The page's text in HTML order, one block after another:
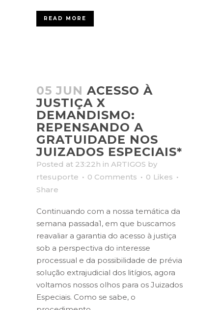
READ MORE
05 JUN ACESSO À
JUSTIÇA X
DEMANDISMO:
REPENSANDO A
GRATUIDADE NOS
JUIZADOS ESPECIAIS*
Posted at 23:22h in ARTIGOS by
rtesuporte
0 Comments 0 Likes
Share
Continuando com a nossa temática da
semana passada1, em que buscamos
reavaliar a garantia do acesso à justiça
sob a perspectiva do interesse
processual e da possibilidade de prévia
solução extrajudicial dos litígios, agora
voltamos nossos olhos para os Juizados
Especiais. Como se sabe, o